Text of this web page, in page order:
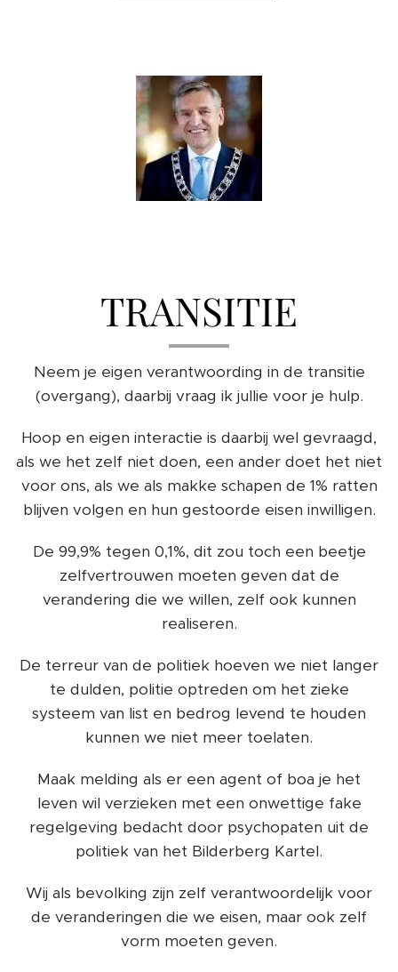
TRANSITIE
Neem je eigen verantwoording in de transitie
(overgang), daarbij vraag ik jullie voor je hulp.
Hoop en eigen interactie is daarbij wel gevraagd,
als we het zelf niet doen, een ander doet het niet
voor ons, als we als makke schapen de 1% ratten
blijven volgen en hun gestoorde eisen inwilligen.
De 99,9% tegen 0,1%, dit zou toch een beetje
zelfvertrouwen moeten geven dat de
verandering die we willen, zelf ook kunnen
realiseren.
De terreur van de politiek hoeven we niet langer
te dulden, politie optreden om het zieke
systeem van list en bedrog levend te houden
kunnen we niet meer toelaten.
Maak melding als er een agent of boa je het
leven wil verzieken met een onwettige fake
regelgeving bedacht door psychopaten uit de
politiek van het Bilderberg Kartel.
Wij als bevolking zijn zelf verantwoordelijk voor
de veranderingen die we eisen, maar ook zelf
vorm moeten geven.